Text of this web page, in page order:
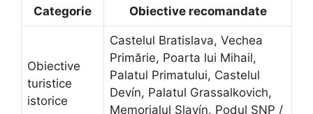
Categorie Obiective recomandate
Obiective
turistice
istorice
Castelul Bratislava, Vechea
Primărie, Poarta lui Mihail,
Palatul Primatului, Castelul
Devín, Palatul Grassalkovich,
Memorialul Slavín, Podul SNP /